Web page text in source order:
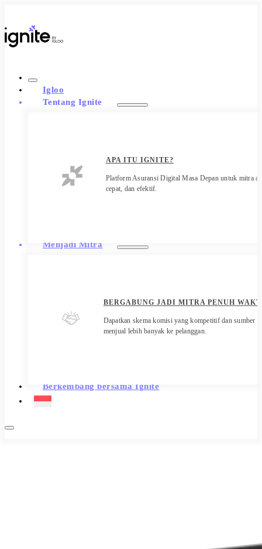
Igloo
Tentang Ignite
APA ITU IGNITE?
Platform Asuransi Digital Masa Depan untuk mitra
cepat, dan efektif.
Menjadi Mitra
BERGABUNG JADI MITRA PENUH
Dapatkan skema komisi yang kompetitif dan sumber
menjual lebih banyak ke pelanggan.
Berkembang bersama Ignite